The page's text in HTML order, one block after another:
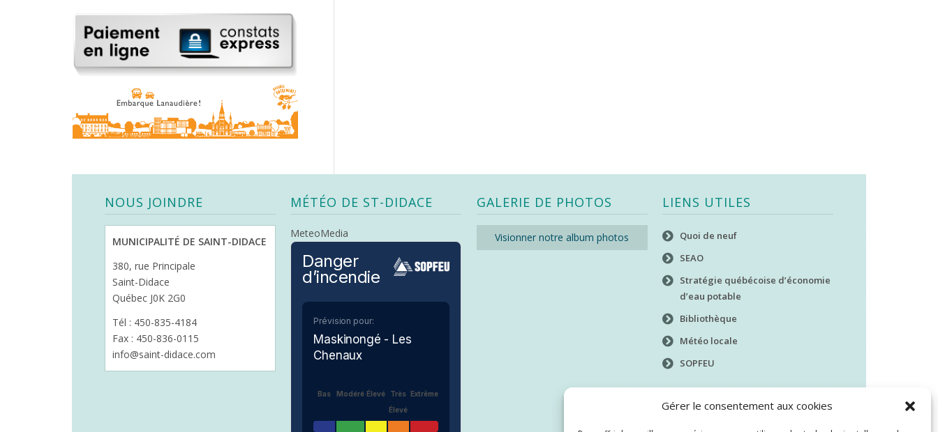
Gérer le consentement aux cookies
NOUS JOINDRE
MUNICIPALITÉ DE SAINT-DIDACE
380, rue Principale
Saint-Didace
Québec J0K 2G0
Tél : 450-835-4184
Fax : 450-836-0115
info@saint-didace.com
MÉTÉO DE ST-DIDACE
MeteoMedia
Danger
d’incendie
Prévision pour:
Maskinongé - Les
Chenaux
Bas Modéré Élevé
Très
Élevé
Extrême
GALERIE DE PHOTOS
Visionner notre album photos
LIENS UTILES
Quoi de neuf
SEAO
Stratégie québécoise d’économie
d’eau potable
Bibliothèque
Météo locale
SOPFEU